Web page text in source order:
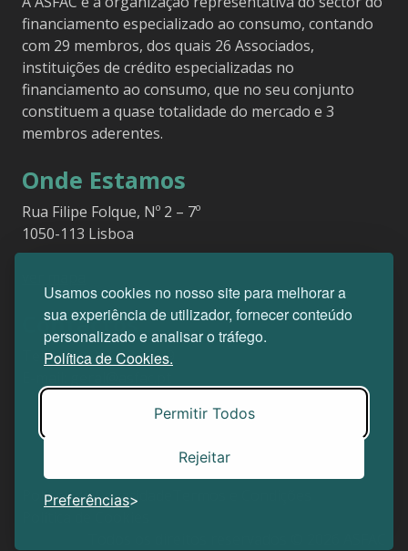
Usamos cookies no nosso site para melhorar a
sua experiência de utilizador, fornecer conteúdo
personalizado e analisar o tráfego.
Política de Cookies.
Permitir Todos
Rejeitar
Preferências
financiamento especializado ao consumo, contando
com 29 membros, dos quais 26 Associados,
instituições de crédito especializadas no
financiamento ao consumo, que no seu conjunto
constituem a quase totalidade do mercado e 3
membros aderentes.
Onde Estamos
Rua Filipe Folque, Nº 2 – 7º
1050-113 Lisboa
Contactos
Telefone:21 353 67 49
Política de Privacidade